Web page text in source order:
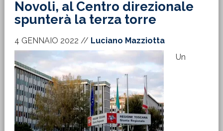
Novoli, al Centro direzionale
spunterà la terza torre
4 GENNAIO 2022 // Luciano Mazziotta
Un